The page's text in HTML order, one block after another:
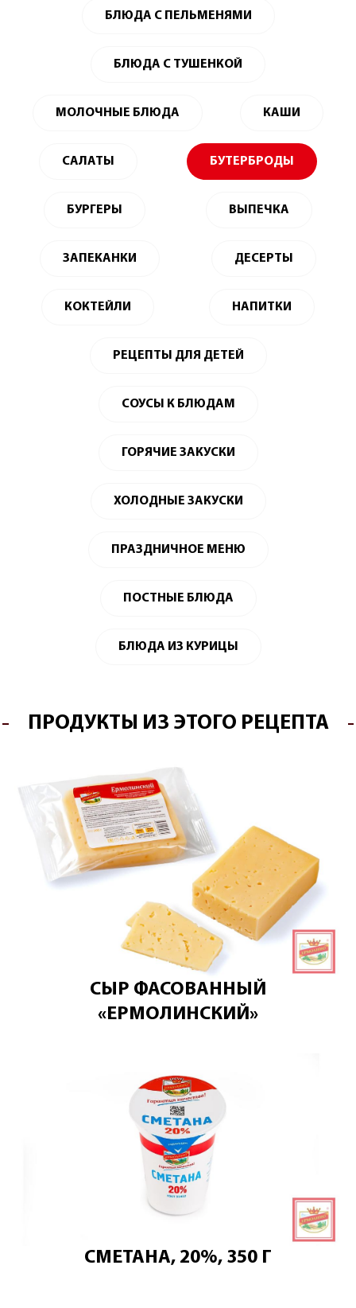
БЛЮДА С ПЕЛЬМЕНЯМИ
БЛЮДА С ТУШЕНКОЙ
МОЛОЧНЫЕ БЛЮДА КАШИ
САЛАТЫ БУТЕРБРОДЫ
БУРГЕРЫ ВЫПЕЧКА
ЗАПЕКАНКИ ДЕСЕРТЫ
КОКТЕЙЛИ НАПИТКИ
РЕЦЕПТЫ ДЛЯ ДЕТЕЙ
СОУСЫ К БЛЮДАМ
ГОРЯЧИЕ ЗАКУСКИ
ХОЛОДНЫЕ ЗАКУСКИ
ПРАЗДНИЧНОЕ МЕНЮ
ПОСТНЫЕ БЛЮДА
БЛЮДА ИЗ КУРИЦЫ
ПРОДУКТЫ ИЗ ЭТОГО РЕЦЕПТА
СЫР ФАСОВАННЫЙ
«ЕРМОЛИНСКИЙ»
СМЕТАНА, 20%, 350 Г